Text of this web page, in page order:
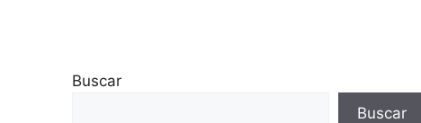
Buscar
Buscar